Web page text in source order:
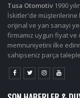
Tusa Otomotiv 1990
İskitler'de müşterilerine
orijinal ve yan sanayi
firmamız uygun fiyat ve
memnuniyetini ilke
sahipseniz parça